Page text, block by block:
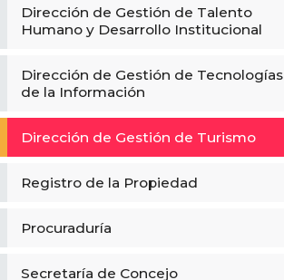
Dirección de Gestión de Talento
Humano y Desarrollo Institucional
Dirección de Gestión de Tecnologías
de la Información
Dirección de Gestión de Turismo
Registro de la Propiedad
Procuraduría
Secretaría de Concejo